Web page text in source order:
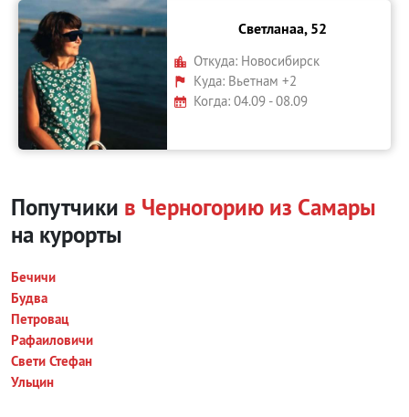
Светланаа, 52
Откуда: Новосибирск
Куда: Вьетнам +2
Когда: 04.09 - 08.09
Попутчики в Черногорию из Самары
на курорты
Бечичи
Будва
Петровац
Рафаиловичи
Свети Стефан
Ульцин